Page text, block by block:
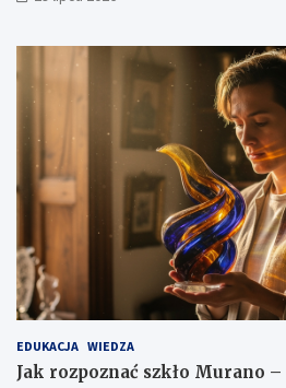
EDUKACJA WIEDZA
Jak rozpoznać szkło Murano